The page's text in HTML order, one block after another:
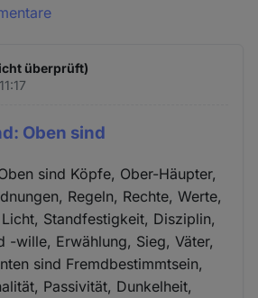
überprüft)
Oben sind
sind Köpfe, Ober-Häupter,
Regeln, Rechte, Werte,
Standfestigkeit, Disziplin,
-wille, Erwählung, Sieg, Väter,
sind Fremdbestimmtsein,
Passivität, Dunkelheit,